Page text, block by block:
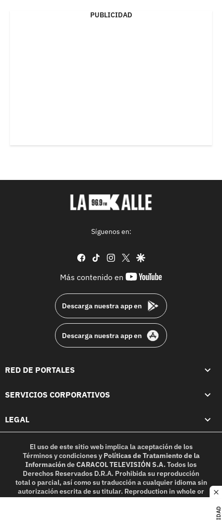
PUBLICIDAD
Síguenos en:
facebook
tiktok instagram
twittergoogle
Más contenido en
youtube-
Descarga nuestra app en
Descarga nuestra app en
RED DE PORTALES
SERVICIOS CORPORATIVOS
LEGAL
El uso de este sitio web implica la aceptación de los
Términos y condicionesy Políticas de Tratamiento de la
InformacióndeCARACOL TELEVISIÓN S.A.Todos los
Derechos Reservados D.R.A. Prohibida su reproducción
total o parcial, así como su traducción a cualquier idioma sin
autorización escrita de su titular. Reproduction in whole or